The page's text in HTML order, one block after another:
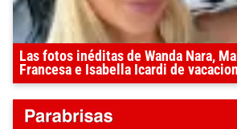
Las fotos inéditas de Wanda Nara,
Francesa e Isabella Icardi de